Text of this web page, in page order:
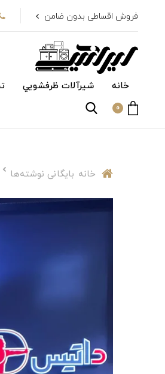
فروش اقساطی بدون ضامن
خانه شیرآلات ظرفشويي
0
خانه بایگانی نوشته‌ها